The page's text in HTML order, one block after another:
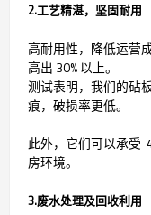
2.工艺精湛，坚固耐用
高耐用性，降低运营
高出 30% 以上。
测试表明，我们的砧
痕，破损率更低。
此外，它们可以承受-
房环境。
3.废水处理及回收利用